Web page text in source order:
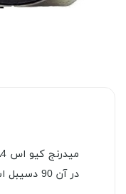
در آن 90 دسیبل است. از مشخصات آن می‌توان به بدنه آهنی جهت مقاوم بودن در برابر آسیب دیدگی و ضربه و صفحه کاغذی بسیار سبک این محصول اشاره کرد.